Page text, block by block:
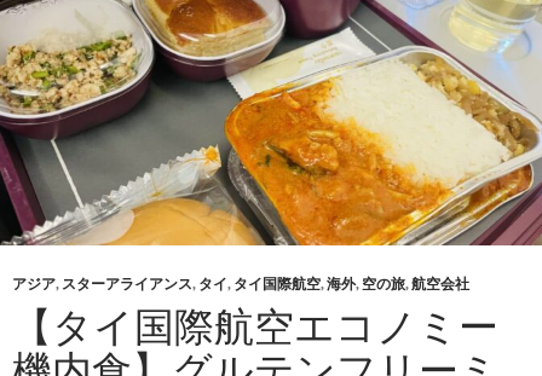
アジア, スターアライアンス, タイ, タイ国際航空,海外, 空の旅,航空会社
【タイ国際航空エコノミー